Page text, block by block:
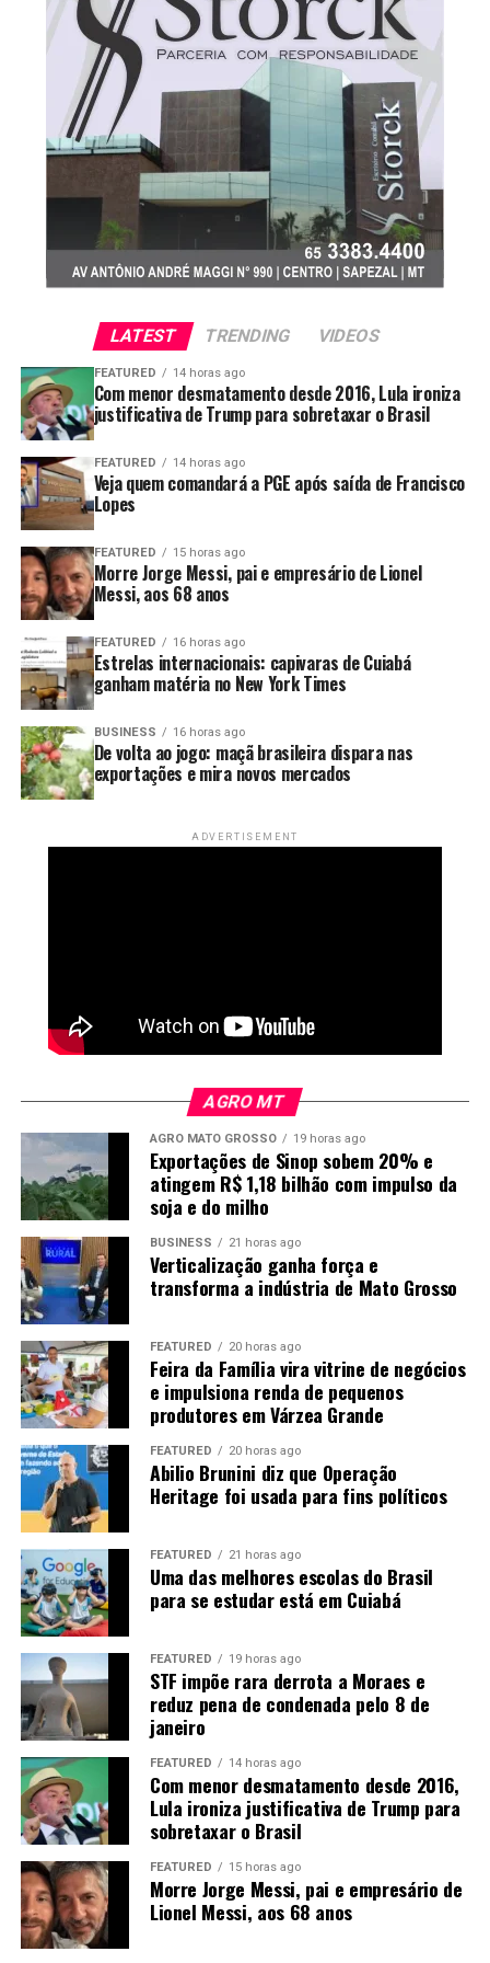
LATEST TRENDING VIDEOS
FEATURED 14 horas ago
Com menor desmatamento desde 2016, Lula ironiza
justificativa de Trump para sobretaxar o Brasil
FEATURED 14 horas ago
Veja quem comandará a PGE após saída de Francisco
Lopes
FEATURED 15 horas ago
Morre Jorge Messi, pai e empresário de Lionel
Messi, aos 68 anos
FEATURED 16 horas ago
Estrelas internacionais: capivaras de Cuiabá
ganham matéria no New York Times
BUSINESS 16 horas ago
De volta ao jogo: maçã brasileira dispara nas
exportações e mira novos mercados
ADVERTISEMENT
AGRO MT
AGRO MATO GROSSO 19 horas ago
Exportações de Sinop sobem 20% e
atingem R$ 1,18 bilhão com impulso da
soja e do milho
BUSINESS 21 horas ago
Verticalização ganha força e
transforma a indústria de Mato Grosso
FEATURED 20 horas ago
Feira da Família vira vitrine de negócios
e impulsiona renda de pequenos
produtores em Várzea Grande
FEATURED 20 horas ago
Abilio Brunini diz que Operação
Heritage foi usada para fins políticos
FEATURED 21 horas ago
Uma das melhores escolas do Brasil
para se estudar está em Cuiabá
FEATURED 19 horas ago
STF impõe rara derrota a Moraes e
reduz pena de condenada pelo 8 de
janeiro
FEATURED 14 horas ago
Com menor desmatamento desde 2016,
Lula ironiza justificativa de Trump para
sobretaxar o Brasil
FEATURED 15 horas ago
Morre Jorge Messi, pai e empresário de
Lionel Messi, aos 68 anos